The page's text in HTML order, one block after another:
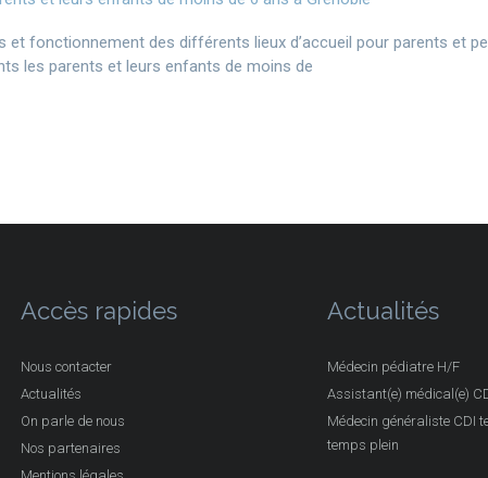
et fonctionnement des différents lieux d’accueil pour parents et
les parents et leurs enfants de moins de
Accès rapides
Nous contacter
Actualités
On parle de nous
Nos partenaires
Actualités
Médecin pédiatre H/F
Assistant(e) médical(e)
Médecin généraliste CDI
temps plein